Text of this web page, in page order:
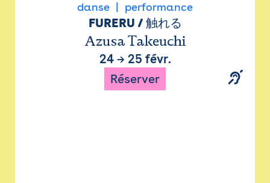
danse performance
FURERU / 触れる
Azusa Takeuchi
24→ 25 févr.
Réserver